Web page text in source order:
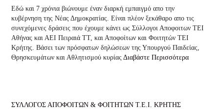
Εδώ και 7 χρόνια βιώνουμε έναν διαρκή εμπαιγμό απο την
κυβέρνηση της Νέας Δημοκρατίας. Είναι πλέον ξεκάθαρο απο τις
συνεχόμενες δράσεις που έχουμε κάνει ως Σύλλογοι Αποφοιτων ΤΕΙ
Αθήνας και ΑΕΙ Πειραιά ΤΤ, και Αποφοίτων και Φοιτητών ΤΕΙ
Κρήτης. Βάσει των πρόσφατων δηλώσεων της Υπουργού Παιδείας,
Θρησκευμάτων και Αθλητισμού κυρίας Διαβάστε Περισσότερα
ΣΥΛΛΟΓΟΣ ΑΠΟΦΟΙΤΩΝ & ΦΟΙΤΗΤΩΝ Τ.Ε.Ι. ΚΡΗΤΗΣ